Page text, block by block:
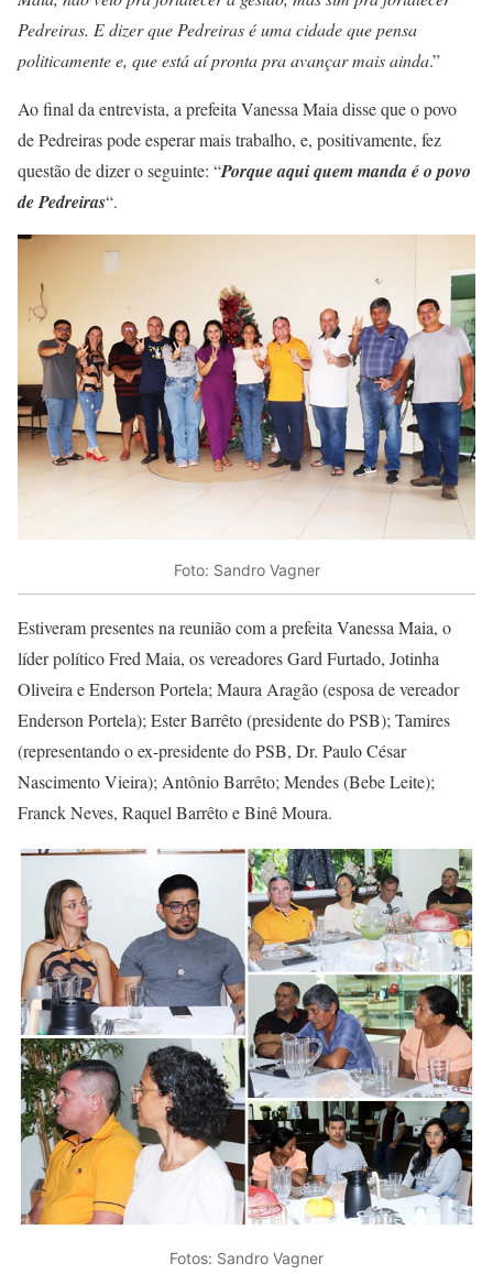
Pedreiras. E dizer que Pedreiras é uma cidade que pensa
politicamente e, que está aí pronta pra avançar mais ainda.”
Ao final da entrevista, a prefeita Vanessa Maia disse que o povo
de Pedreiras pode esperar mais trabalho, e, positivamente, fez
questão de dizer o seguinte: “Porque aqui quem manda é o povo
de Pedreiras“.
Foto: Sandro Vagner
Estiveram presentes na reunião com a prefeita Vanessa Maia, o
líder político Fred Maia, os vereadores Gard Furtado, Jotinha
Oliveira e Enderson Portela; Maura Aragão (esposa de vereador
Enderson Portela); Ester Barrêto (presidente do PSB); Tamires
(representando o ex-presidente do PSB, Dr. Paulo César
Nascimento Vieira); Antônio Barrêto; Mendes (Bebe Leite);
Franck Neves, Raquel Barrêto e Binê Moura.
Fotos: Sandro Vagner